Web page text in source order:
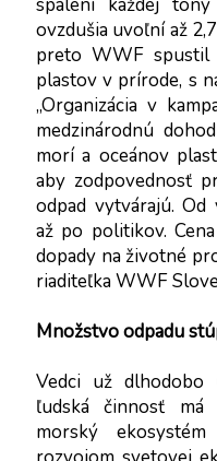
ovzdušia uvoľní až
preto WWF spustil
plastov v prírode, s
„Organizácia v
medzinárodnú
morí a oceánov
aby zodpovednosť
odpad vytvárajú.
až po politikov.
dopady na životné
riaditeľka WWF
Množstvo odpadu
Vedci už dlhodobo
ľudská činnosť
morský